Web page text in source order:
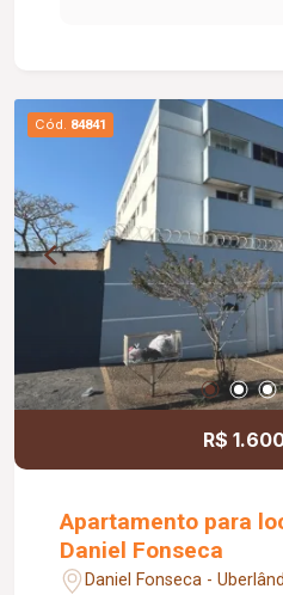
Cód. 84841
R$
Apartamento para
Daniel Fonseca
Daniel Fonseca -